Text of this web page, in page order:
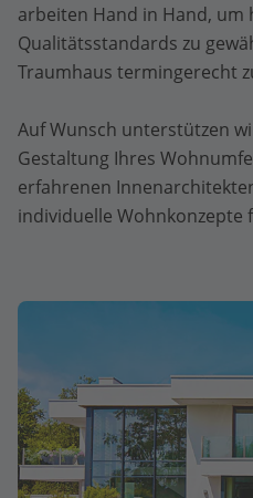
arbeiten Hand in Hand, um
Qualitätsstandards zu
Traumhaus termingerecht
Auf Wunsch unterstützen
Gestaltung Ihres
erfahrenen
individuelle Wohnkonzepte